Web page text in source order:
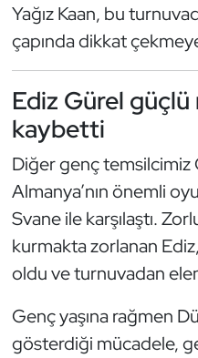
Yağız Kaan, bu
çapında dikkat
Ediz Gürel güçlü
kaybetti
Diğer genç temsilcimiz
Almanya’nın önemli
Svane ile karşılaştı.
kurmakta zorlanan
oldu ve turnuvadan
Genç yaşına rağmen
gösterdiği mücadele,
Kano ve Rafting
Karate
Kayak
Kempo
Kick Boks
Kürek
Modern Pentatlon